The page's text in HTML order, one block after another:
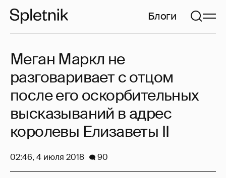
Блоги
Меган Маркл не
разговаривает с отцом
после его оскорбительных
высказываний в адрес
королевы Елизаветы II
02:46, 4 июля 2018 90